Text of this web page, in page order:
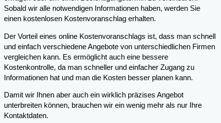
Sobald wir alle notwendigen Informationen haben, werden Sie
einen kostenlosen Kostenvoranschlag erhalten.
Der Vorteil eines online Kostenvoranschlags ist, dass man schnell
und einfach verschiedene Angebote von unterschiedlichen Firmen
vergleichen kann. Es ermöglicht auch eine bessere
Kostenkontrolle, da man schneller und einfacher Zugang zu
Informationen hat und man die Kosten besser planen kann.
Damit wir Ihnen aber auch ein wirklich präzises Angebot
unterbreiten können, brauchen wir ein wenig mehr als nur Ihre
Kontaktdaten.